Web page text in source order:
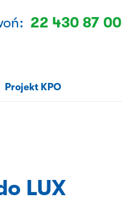
22 430 87 00
Projekt KPO
LUX